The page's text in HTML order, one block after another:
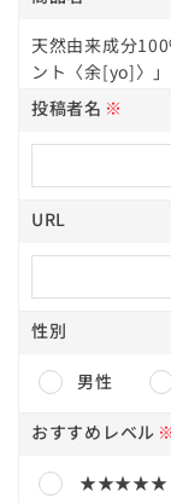
天然由来成分
ント〈余[yo]〉」
投稿者名 ※
URL
性別
男性
おすすめレベル ※
★★★★★